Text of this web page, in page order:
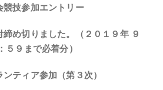
競技参加エントリー
した。（２０１９年 ９
５９まで必着分）
ンティア参加（第３次）